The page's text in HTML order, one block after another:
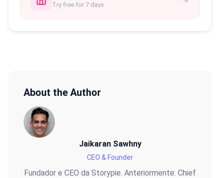
Try free for 7 days
About the Author
Jaikaran Sawhny
CEO & Founder
Fundador e CEO da Storypie. Anteriormente: Chief